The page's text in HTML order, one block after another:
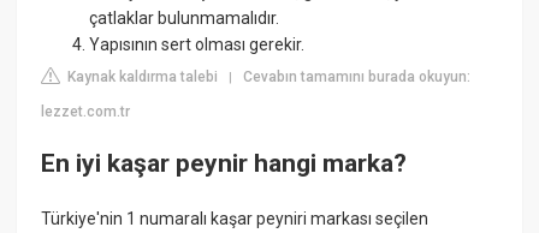
çatlaklar bulunmamalıdır.
Yapısının sert olması gerekir.
Kaynak kaldırma talebi |Cevabın tamamını burada okuyun:
lezzet.com.tr
En iyi kaşar peynir hangi marka?
Türkiye'nin 1 numaralı kaşar peyniri markası seçilen